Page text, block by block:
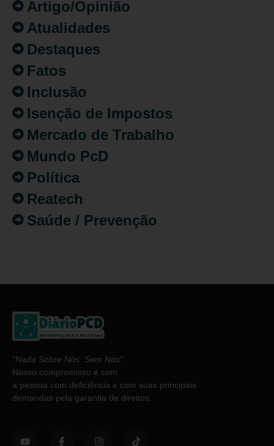
Artigo/Opinião
Atualidades
Destaques
Fatos
Inclusão
Isenção de Impostos
Mercado de Trabalho
Mundo PcD
Política
Reatech
Saúde / Prevenção
“Nada Sobre Nós. Sem Nós”
Nosso compromisso é com
a pessoa com deficiência e com suas principais
demandas pela garantia de direitos.